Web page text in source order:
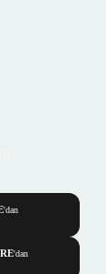
'dan
'dan